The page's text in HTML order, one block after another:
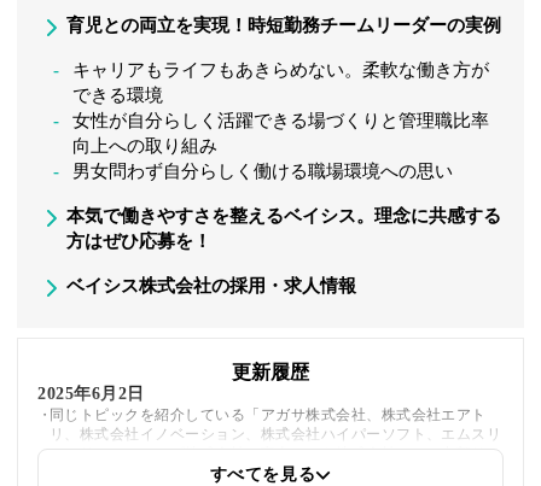
育児との両立を実現！時短勤務チームリーダーの実例
キャリアもライフもあきらめない。柔軟な働き方が
できる環境
女性が自分らしく活躍できる場づくりと管理職比率
向上への取り組み
男女問わず自分らしく働ける職場環境への思い
本気で働きやすさを整えるベイシス。理念に共感する
方はぜひ応募を！
ベイシス株式会社の採用・求人情報
更新履歴
2025年6月2日
同じトピックを紹介している「アガサ株式会社、株式会社エアト
リ、株式会社イノベーション、株式会社ハイパーソフト、エムスリ
ーソリューションズ株式会社、富士ソフト株式会社」への内部リン
すべてを見る